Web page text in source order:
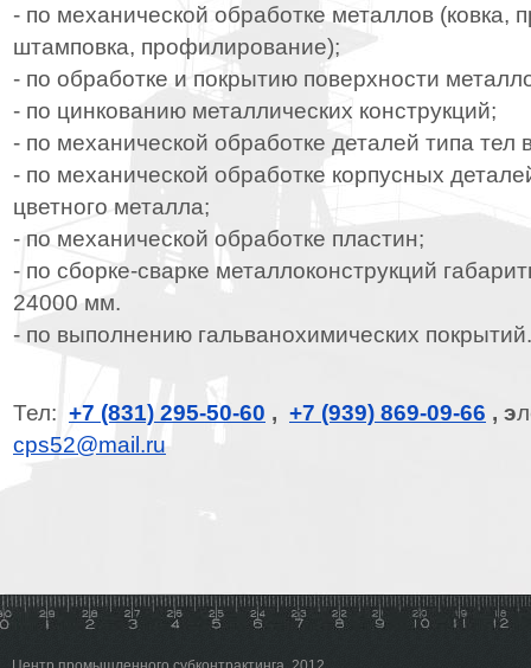
- по механической обработке металлов (ковка,
штамповка, профилирование);
- по обработке и покрытию поверхности
- по цинкованию металлических конструкций;
- по механической обработке деталей типа тел
- по механической обработке корпусных
цветного металла;
- по механической обработке пластин;
- по сборке-сварке металлоконструкций
24000 мм.
- по выполнению гальванохимических покрытий.
Тел: +7 (831) 295-50-60 , +7 (939) 869-09-66 , э
cps52@mail.ru